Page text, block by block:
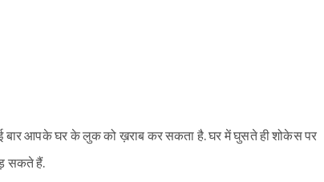
बार आपके घर के लुक को ख़राब कर सकता है. घर में घुसते ही शोकेस पर
सकते हैं.